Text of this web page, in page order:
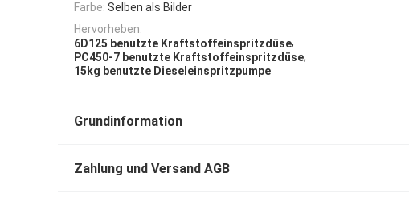
Farbe: Selben als Bilder
Hervorheben:
6D125 benutzte Kraftstoffeinspritzdüse,
PC450-7 benutzte Kraftstoffeinspritzdüse,
15kg benutzte Dieseleinspritzpumpe
Grundinformation
Zahlung und Versand AGB